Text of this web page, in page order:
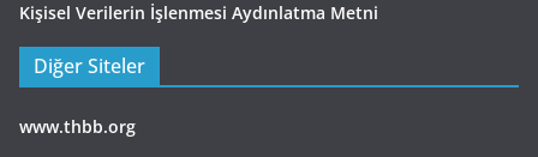
Kişisel Verilerin İşlenmesi Aydınlatma Metni
Diğer Siteler
www.thbb.org